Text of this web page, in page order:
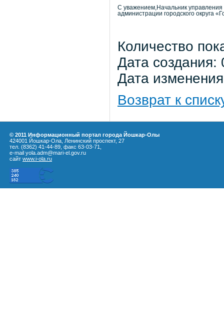
С уважением,Начальник
администрации городского округа
Количество
Дата
Дата
Возврат к
© 2011 Информационный портал города Йошкар-Олы
424001 Йошкар-Ола, Ленинский проспект, 27
тел. (8362) 41-44-89, факс 63-03-71,
e-mail yola.adm@mari-el.gov.ru
сайт www.i-ola.ru